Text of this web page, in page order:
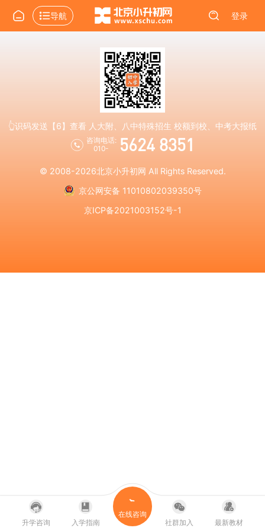
导航 登录
👆识码发送【6】查看 人大附、八中特殊招生 校额到校、中考大报纸
咨询电话:
010-
5624 8351
© 2008-2026北京小升初网 All Rights Reserved.
京公网安备 11010802039350号
京ICP备2021003152号-1
升学咨询 入学指南
在线咨询
社群加入
最新教材